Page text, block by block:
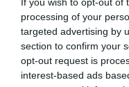
processing of your
targeted advertising by
section to confirm your
opt-out request is
interest-based ads
Artículos anteriores
DIARIO DE LA